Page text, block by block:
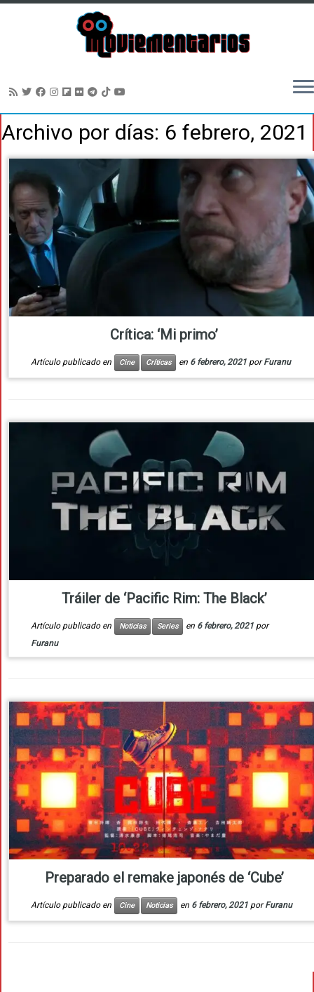
al
Archivo por días: 6 febrero, 2021
Crítica: ‘Mi primo’
Artículo publicado en Cine Críticas en 6 febrero, 2021 porFuranu
Tráiler de ‘Pacific Rim: The Black’
Artículo publicado en Noticias Series en 6 febrero, 2021 por
Furanu
Preparado el remake japonés de ‘Cube’
Artículo publicado en Cine Noticias en 6 febrero, 2021 porFuranu